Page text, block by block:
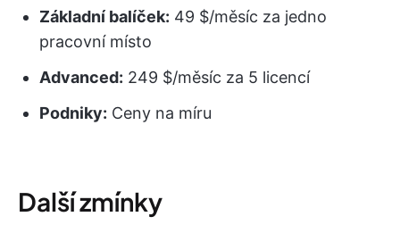
Základní balíček: 49 $/měsíc za jedno
pracovní místo
Advanced: 249 $/měsíc za 5 licencí
Podniky: Ceny na míru
Další zmínky